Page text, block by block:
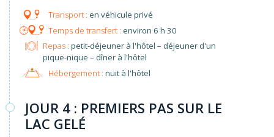
en véhicule privé
environ 6 h 30
Repas : petit-déjeuner à l'hôtel – déjeuner d'un
pique-nique – dîner à l'hôtel
Hébergement : nuit à l'hôtel
JOUR 4 : PREMIERS PAS SUR LE
LAC GELÉ